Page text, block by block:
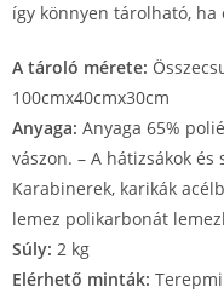
így könnyen tárolható,
A tároló mérete:
100cmx40cmx30cm
Anyaga: Anyaga 65%
vászon. – A hátizsákok
Karabinerek, karikák
lemez polikarbonát
Súly: 2 kg
Elérhető minták: